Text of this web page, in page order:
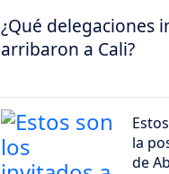
¿Qué delegaciones
arribaron a Cali?
la
de